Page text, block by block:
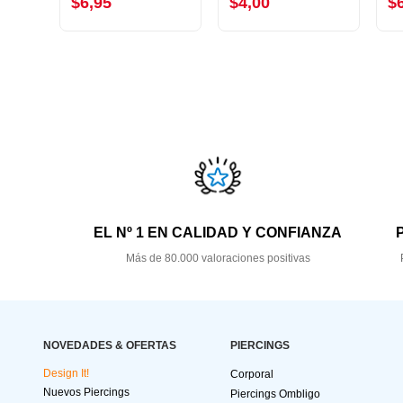
EL Nº 1 EN CALIDAD Y CONFIANZA
Más de 80.000 valoraciones positivas
NOVEDADES & OFERTAS
Design It!
Nuevos Piercings
PIERCINGS
Corporal
Piercings Ombligo